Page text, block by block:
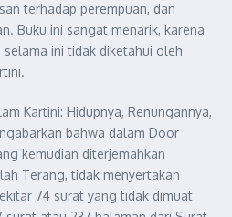
terhadap perempuan, dan
Buku ini sangat menarik, karena
ini tidak diketahui oleh
Kartini: Hidupnya, Renungannya,
bahwa dalam Door
kemudian diterjemahkan
Terang, tidak menyertakan
74 surat yang tidak dimuat